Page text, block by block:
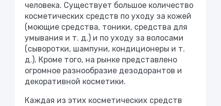
человека. Существует большое количество
косметических средств по уходу за кожей
(моющие средства, тоники, средства для
умывания и т. д.) и по уходу за волосами
(сыворотки, шампуни, кондиционеры и т.
д.). Кроме того, на рынке представлено
огромное разнообразие дезодорантов и
декоративной косметики.
Каждая из этих косметических средств